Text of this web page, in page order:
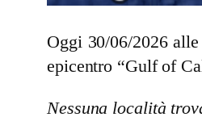
Oggi 30/06/2026
epicentro “Gulf of
Nessuna località